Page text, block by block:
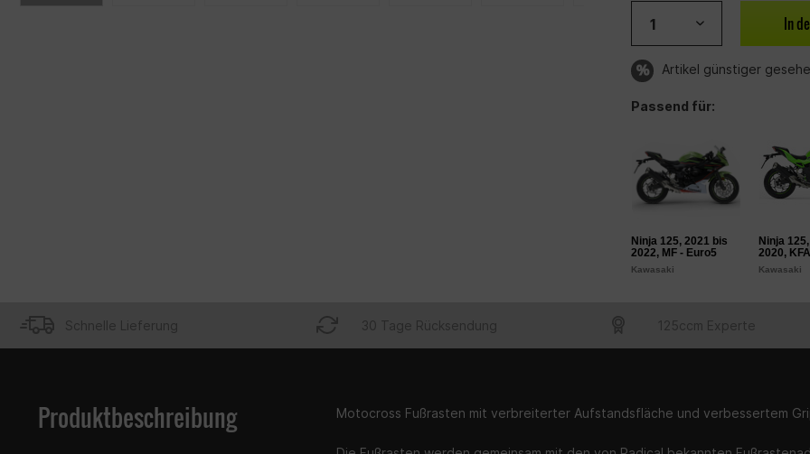
In
Artikel günstiger
Passend für:
Ninja 125, 2021 bis
2022, MF - Euro5
Kawasaki
Ninja
2020,
Kawasaki
Schnelle Lieferung 30 Tage Rücksendung 125ccm Experte
Produktbeschreibung Motocross Fußrasten mit verbreiterter Aufstandsfläche und verbessertem